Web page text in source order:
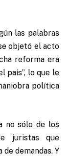
las palabras
objetó el acto
reforma era
país”, lo que le
política
no sólo de los
juristas que
demandas. Y